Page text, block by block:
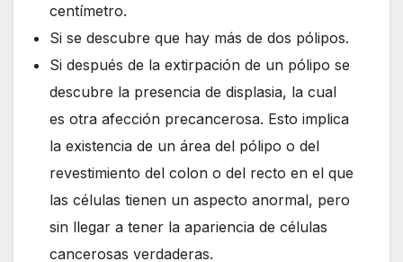
centímetro.
Si se descubre que hay más de dos pólipos.
Si después de la extirpación de un pólipo se
descubre la presencia de displasia, la cual
es otra afección precancerosa. Esto implica
la existencia de un área del pólipo o del
revestimiento del colon o del recto en el que
las células tienen un aspecto anormal, pero
sin llegar a tener la apariencia de células
cancerosas verdaderas.